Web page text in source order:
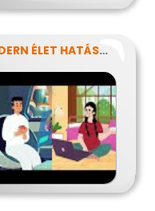
A MODERN ÉLET HATÁSA AZ ERŐFORRÁSAINK FELHASZNÁLÁSÁRA